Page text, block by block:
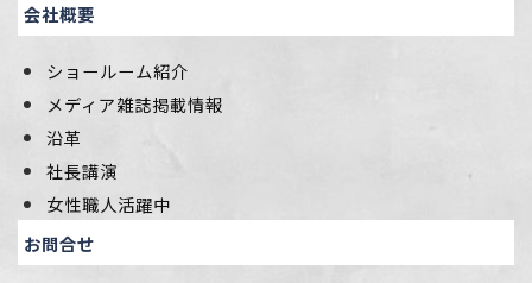
会社概要
ショールーム紹介
メディア雑誌掲載情報
沿革
社長講演
女性職人活躍中
お問合せ